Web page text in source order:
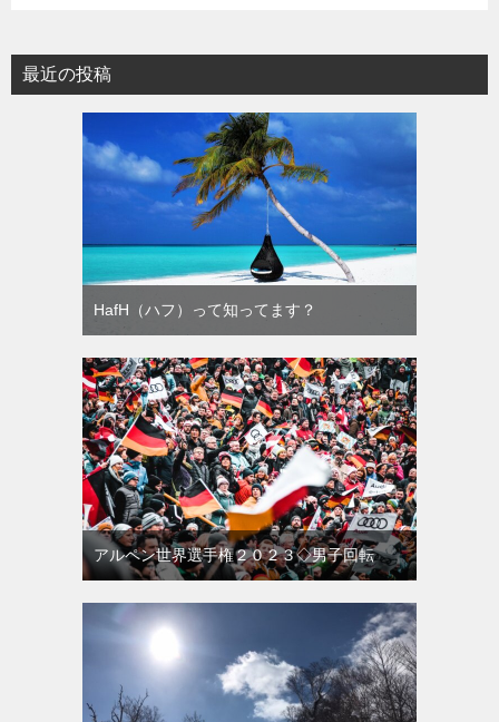
最近の投稿
HafH（ハフ）って知ってます？
アルペン世界選手権２０２３◇男子回転